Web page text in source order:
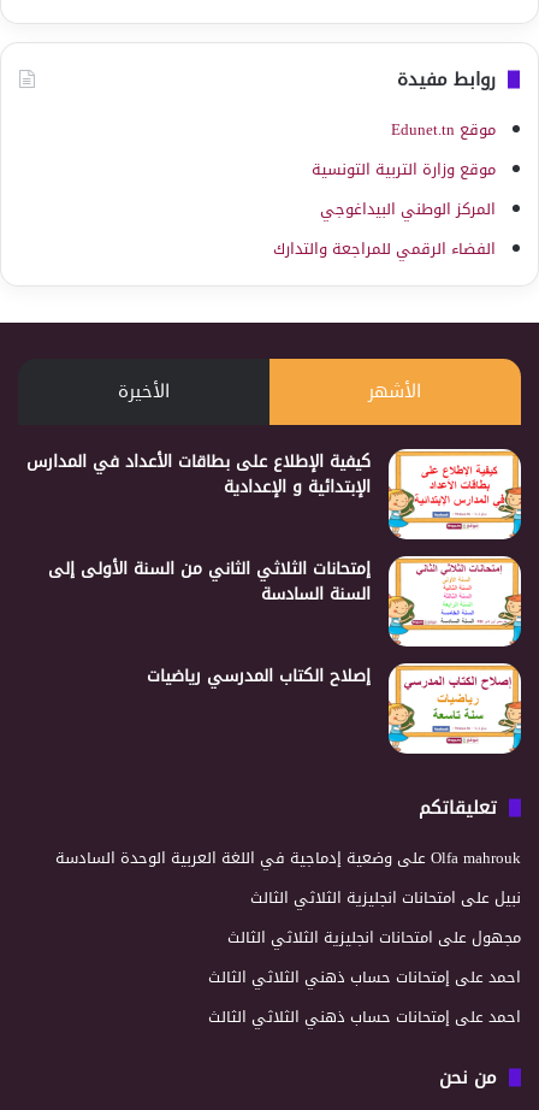
روابط مفيدة
موقع Edunet.tn
موقع وزارة التربية التونسية
المركز الوطني البيداغوجي
الفضاء الرقمي للمراجعة والتدارك
الأشهر الأخيرة
كيفية الإطلاع على بطاقات الأعداد في المدارس
الإبتدائية و الإعدادية
إمتحانات الثلاثي الثاني من السنة الأولى إلى
السنة السادسة
إصلاح الكتاب المدرسي رياضيات
تعليقاتكم
Olfa mahroukعلى وضعية إدماجية في اللغة العربية الوحدة السادسة
نبيلعلى امتحانات انجليزية الثلاثي الثالث
مجهولعلى امتحانات انجليزية الثلاثي الثالث
احمدعلى إمتحانات حساب ذهني الثلاثي الثالث
احمدعلى إمتحانات حساب ذهني الثلاثي الثالث
من نحن